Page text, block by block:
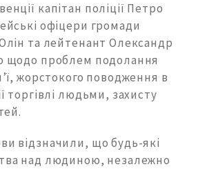
капітан поліції Петро
офіцери громади
та лейтенант Олександр
щодо проблем подолання
жорстокого поводження в
торгівлі людьми, захисту
відзначили, що будь-які
над людиною, незалежно